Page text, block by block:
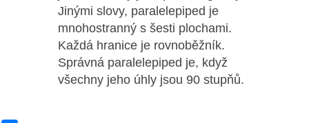
Jinými slovy, paralelepiped je
mnohostranný s šesti plochami.
Každá hranice je rovnoběžník.
Správná paralelepiped je, když
všechny jeho úhly jsou 90 stupňů.